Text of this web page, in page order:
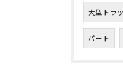
大型トラ
パート